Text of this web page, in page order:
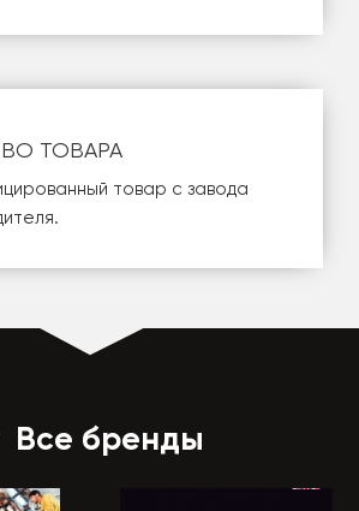
ТОВАРА
товар с завода
Все бренды